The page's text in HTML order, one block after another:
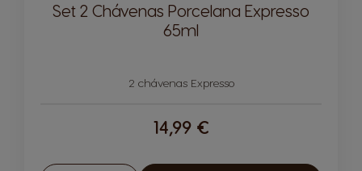
Set 2 Chávenas Porcelana Expresso
65ml
2 chávenas Expresso
14,99 €